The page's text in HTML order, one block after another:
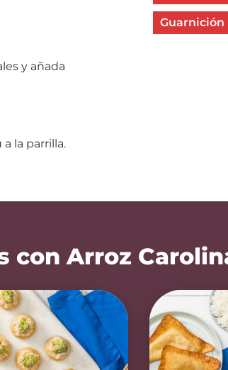
Guarnición
y añada
la parrilla.
con Arroz